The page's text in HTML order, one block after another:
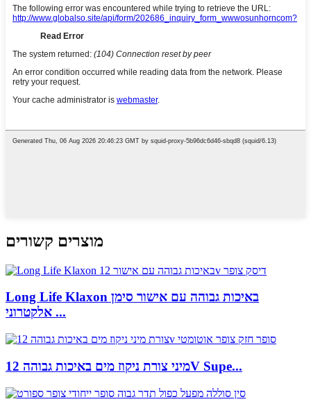
מוצרים קשורים
Long Life Klaxon באיכות גבוהה עם אישור סימן
אלקטרוני ...
מיני צורת ניקוז מים באיכות גבוהה 12V Supe...